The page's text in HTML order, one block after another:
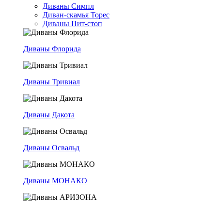
Диваны Симпл
Диван-скамья Торес
Диваны Пит-стоп
Диваны Флорида
Диваны Тривиал
Диваны Дакота
Диваны Освальд
Диваны МОНАКО